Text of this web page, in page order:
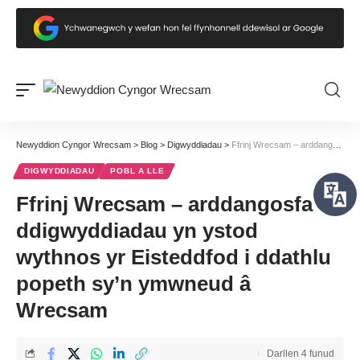
Newyddion Cyngor Wrecsam > Blog > Digwyddiadau > Ffrinj Wrecsam – arddangosfa o ddigwyddiadau yn ystod wythnos yr Eisteddfod i ddathlu popeth sy’n ymwneud â Wrecsam
DIGWYDDIADAU POBL A LLE
Ffrinj Wrecsam – arddangosfa o
ddigwyddiadau yn ystod
wythnos yr Eisteddfod i ddathlu
popeth sy’n ymwneud â
Wrecsam
Darllen 4 funud